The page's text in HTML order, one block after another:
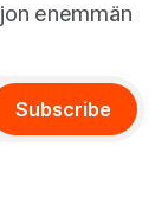
enemmän
Subscribe